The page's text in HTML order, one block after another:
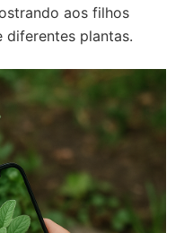
aos filhos
diferentes plantas.